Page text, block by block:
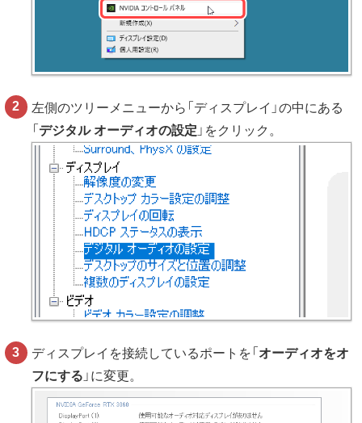
左側のツリーメニューから「ディスプレイ」の中にある
「 デジタル オーディオの設定 」をクリック。
ディスプレイを接続しているポートを「 オーディオをオ
フにする 」に変更。